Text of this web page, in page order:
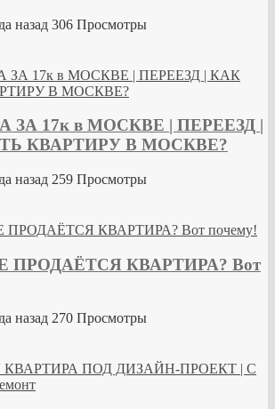
назад 306 Просмотры
ЗА 17к в МОСКВЕ | ПЕРЕЕЗД |
КВАРТИРУ В МОСКВЕ?
назад 259 Просмотры
ПРОДАЁТСЯ КВАРТИРА? Вот
назад 270 Просмотры